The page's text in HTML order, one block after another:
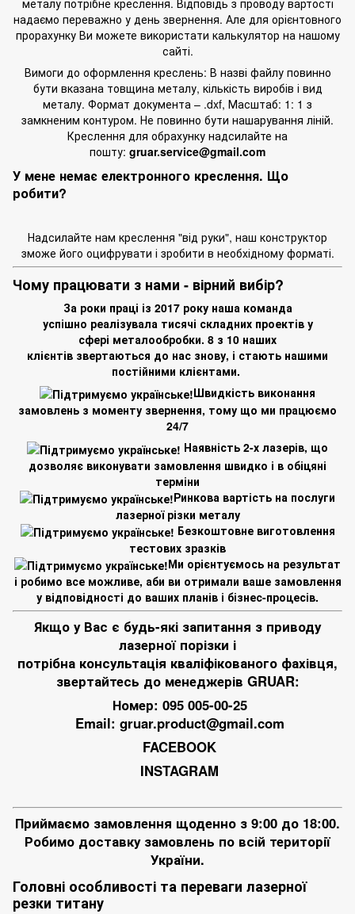
надаємо переважно у день звернення. Але для орієнтовного
прорахунку Ви можете використати калькулятор на нашому
сайті.
Вимоги до оформлення креслень: В назві файлу повинно
бути вказана товщина металу, кількість виробів і вид
металу. Формат документа – .dxf, Масштаб: 1: 1 з
замкненим контуром. Не повинно бути нашарування ліній.
Креслення для обрахунку надсилайте на
пошту: gruar.service@gmail.com
У мене немає електронного креслення. Що
робити?
Надсилайте нам креслення "від руки", наш конструктор
зможе його оцифрувати і зробити в необхідному форматі.
Чому працювати з нами - вірний вибір?
За роки праці із 2017 року наша команда
успішно реалізувала тисячі складних проектів у
сфері металообробки. 8 з 10 наших
клієнтів звертаються до нас знову, і стають нашими
постійними клієнтами.
Швидкість виконання
замовлень з моменту звернення, тому що ми працюємо
24/7
Наявність 2-х лазерів, що
дозволяє виконувати замовлення швидко і в обіцяні
терміни
Ринкова вартість на послуги
лазерної різки металу
Безкоштовне виготовлення
тестових зразків
Ми орієнтуємось на результат
і робимо все можливе, аби ви отримали ваше замовлення
у відповідності до ваших планів і бізнес-процесів.
Якщо у Вас є будь-які запитання з приводу
лазерної порізки і
потрібна консультація кваліфікованого фахівця,
звертайтесь до менеджерів GRUAR:
Номер: 095 005-00-25
Email: gruar.product@gmail.com
FACEBOOK
INSTAGRAM
Приймаємо замовлення щоденно з 9:00 до 18:00.
Робимо доставку замовлень по всій території
України.
Головні особливості та переваги лазерної
резки титану